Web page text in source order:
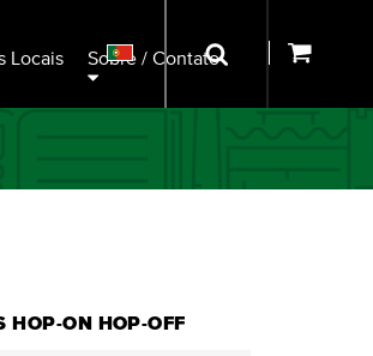
Locais Sobre / Contato
HOP-ON HOP-OFF